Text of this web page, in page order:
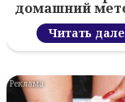
домашний
Читать